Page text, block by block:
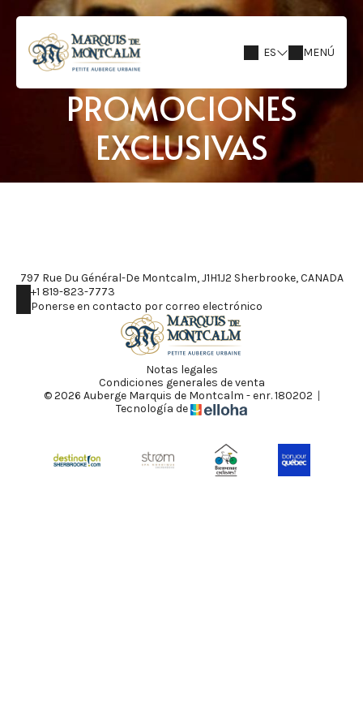
ES MENÚ
PROMOCIONES
EXCLUSIVAS
797 Rue Du Général-De Montcalm, J1H1J2 Sherbrooke, CANADA
+1 819-823-7773
Ponerse en contacto por correo electrónico
Notas legales
Condiciones generales de venta
© 2026 Auberge Marquis de Montcalm - enr. 180202 |
Tecnología de